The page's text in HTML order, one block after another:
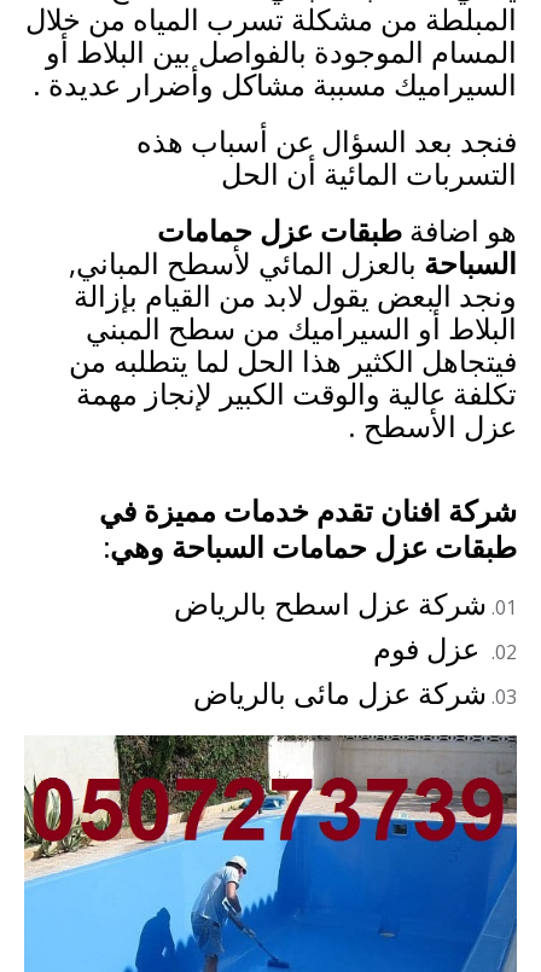
المبلطة من مشكلة تسرب المياه من خلال
المسام الموجودة بالفواصل بين البلاط أو
السيراميك مسببة مشاكل وأضرار عديدة .
فنجد بعد السؤال عن أسباب هذه
التسربات المائية أن الحل
هو اضافة طبقات عزل حمامات
السباحة بالعزل المائي لأسطح المباني,
ونجد البعض يقول لابد من القيام بإزالة
البلاط أو السيراميك من سطح المبني
فيتجاهل الكثير هذا الحل لما يتطلبه من
تكلفة عالية والوقت الكبير لإنجاز مهمة
عزل الأسطح .
شركة افنان تقدم خدمات مميزة في
طبقات عزل حمامات السباحة وهي:
شركة عزل اسطح بالرياض
عزل فوم
شركة عزل مائى بالرياض